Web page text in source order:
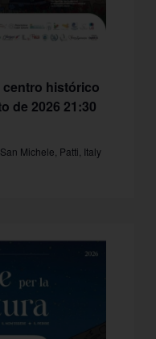
centro histórico
de 2026 21:30
Michele, Patti, Italy